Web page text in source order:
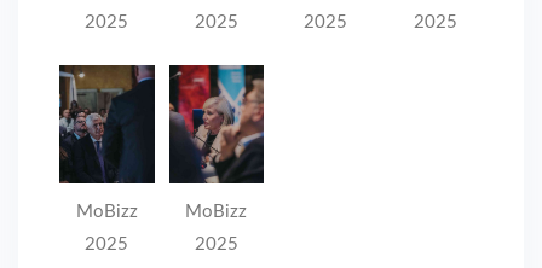
2025
2025
2025
2025
MoBizz
2025
MoBizz
2025